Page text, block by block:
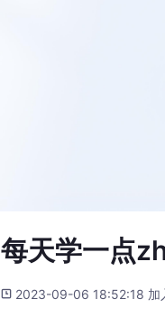
每天学一点
2023-09-06 18:52:18 加